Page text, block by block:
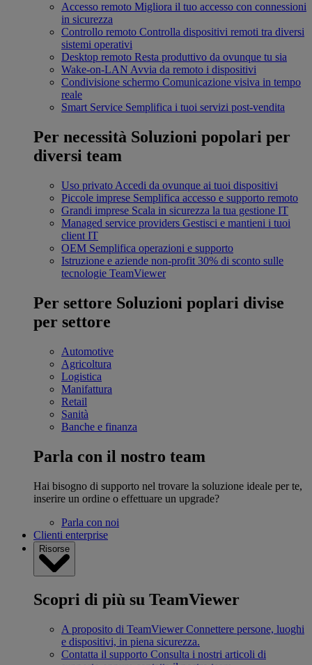
Accesso remoto Migliora il tuo accesso con connessioni
in sicurezza
Controllo remoto Controlla dispositivi remoti tra diversi
sistemi operativi
Desktop remoto Resta produttivo da ovunque tu sia
Wake-on-LAN Avvia da remoto i dispositivi
Condivisione schermo Comunicazione visiva in tempo
reale
Smart Service Semplifica i tuoi servizi post-vendita
Per necessità Soluzioni popolari per
diversi team
Uso privato Accedi da ovunque ai tuoi dispositivi
Piccole imprese Semplifica accesso e supporto remoto
Grandi imprese Scala in sicurezza la tua gestione IT
Managed service providers Gestisci e mantieni i tuoi
client IT
OEM Semplifica operazioni e supporto
Istruzione e aziende non-profit 30% di sconto sulle
tecnologie TeamViewer
Per settore Soluzioni poplari divise
per settore
Automotive
Agricoltura
Logistica
Manifattura
Retail
Sanità
Banche e finanza
Parla con il nostro team
Hai bisogno di supporto nel trovare la soluzione ideale per te,
inserire un ordine o effettuare un upgrade?
Parla con noi
Clienti enterprise
Risorse
Scopri di più su TeamViewer
A proposito di TeamViewer Connettere persone, luoghi
e dispositivi, in piena sicurezza.
Contatta il supporto Consulta i nostri articoli di